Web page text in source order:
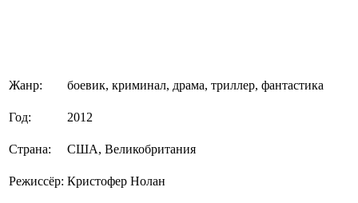
Жанр: боевик, криминал, драма, триллер, фантастика
Год: 2012
Страна: США, Великобритания
Режиссёр: Кристофер Нолан